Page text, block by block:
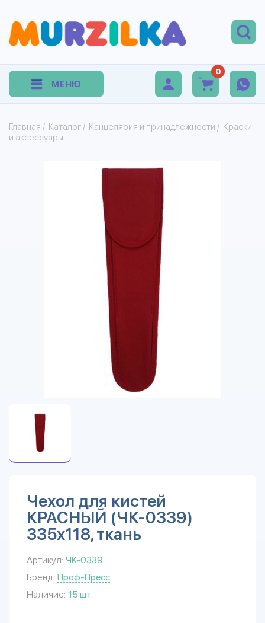
МЕНЮ
0
Главная / Каталог / Канцелярия и принадлежности / Краски
и аксессуары
Чехол для кистей
КРАСНЫЙ (ЧК-0339)
335х118, ткань
Артикул: ЧК-0339
Бренд: Проф-Пресс
Наличие: 15 шт.